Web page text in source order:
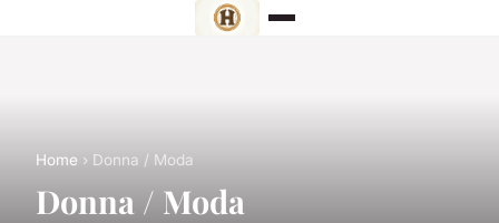
Home › Donna / Moda
Donna / Moda